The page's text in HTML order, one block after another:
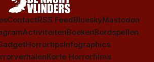
ContactRSS FeedBlueskyMastodon
ActiviteitenBoekenBordspellen
HorrortipsInfographics
Korte Horrorfilms